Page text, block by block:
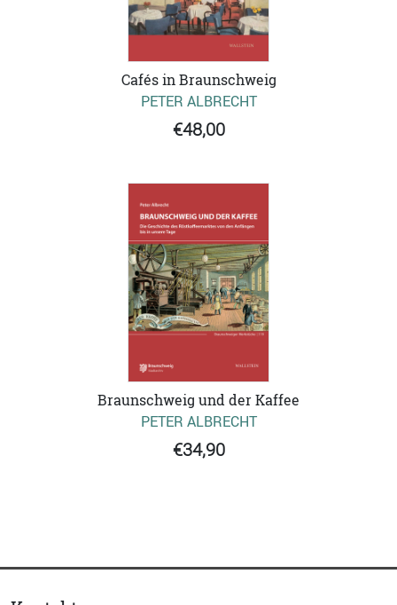
Cafés in Braunschweig
PETER ALBRECHT
€48,00
Braunschweig und der Kaffee
PETER ALBRECHT
€34,90